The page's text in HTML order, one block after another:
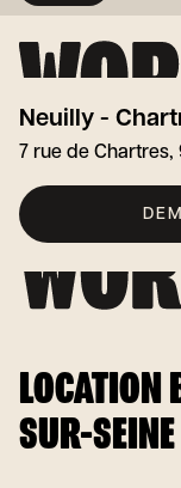
Neuilly -
7 rue de Chartres,
LOCATION
SUR-